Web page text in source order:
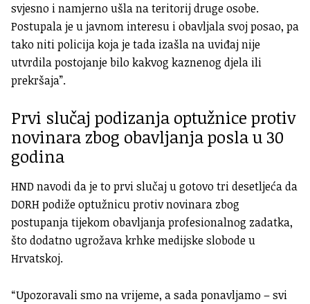
svjesno i namjerno ušla na teritorij druge osobe.
Postupala je u javnom interesu i obavljala svoj posao, pa
tako niti policija koja je tada izašla na uviđaj nije
utvrdila postojanje bilo kakvog kaznenog djela ili
prekršaja”.
Prvi slučaj podizanja optužnice protiv
novinara zbog obavljanja posla u 30
godina
HND navodi da je to prvi slučaj u gotovo tri desetljeća da
DORH podiže optužnicu protiv novinara zbog
postupanja tijekom obavljanja profesionalnog zadatka,
što dodatno ugrožava krhke medijske slobode u
Hrvatskoj.
“Upozoravali smo na vrijeme, a sada ponavljamo – svi